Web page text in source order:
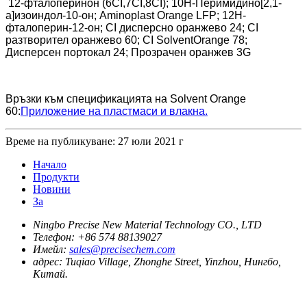
12-фталоперинон (6CI,7CI,8CI); 10Н-Перимидино[2,1-
а]изоиндол-10-он; Aminoplast Orange LFP; 12Н-
фталоперин-12-он; CI дисперсно оранжево 24; CI
разтворител оранжево 60; CI SolventOrange 78;
Дисперсен портокал 24; Прозрачен оранжев 3G
Връзки към спецификацията на Solvent Orange
60:Приложение на пластмаси и влакна.
Време на публикуване: 27 юли 2021 г
Начало
Продукти
Новини
За
Ningbo Precise New Material Technology CO., LTD
Телефон: +86 574 88139027
Имейл: sales@precisechem.com
адрес: Tuqiao Village, Zhonghe Street, Yinzhou, Нингбо,
Китай.